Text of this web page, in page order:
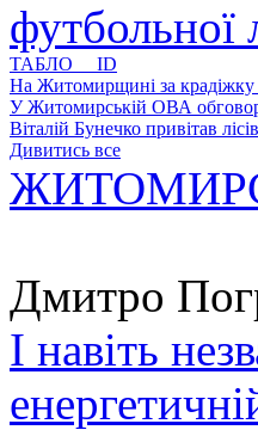
ТАБЛО ID
На Житомирщині за крадіжку
У Житомирській ОВА
Віталій Бунечко привітав
Дивитись все
Дмитро
І навіть